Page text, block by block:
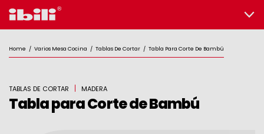
Home / Varios Mesa Cocina / Tablas De Cortar / Tabla Para Corte De Bambú
TABLAS DE CORTAR MADERA
Tabla para Corte de Bambú